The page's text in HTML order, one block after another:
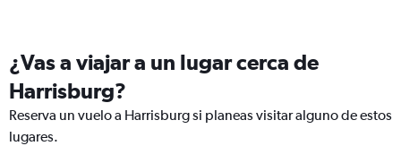
¿Vas a viajar a un lugar cerca de
Harrisburg?
Reserva un vuelo a Harrisburg si planeas visitar alguno de estos
lugares.